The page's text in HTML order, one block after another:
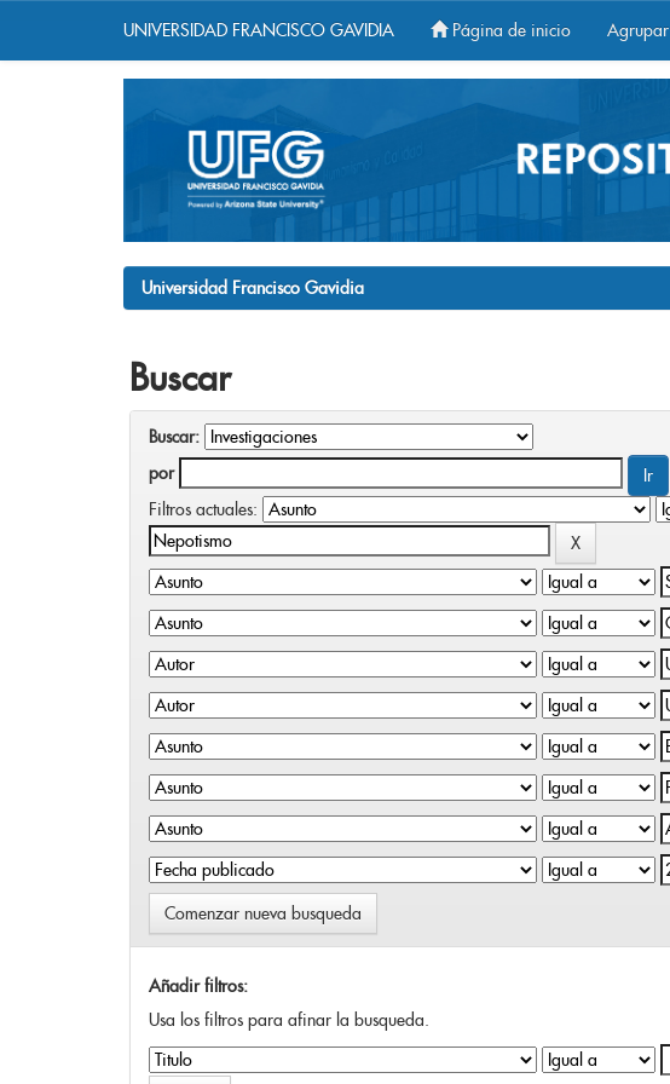
UNIVERSIDAD FRANCISCO GAVIDIA Página de inicio Agrupar
Universidad Francisco Gavidia
Buscar
Buscar:
por
Filtros actuales:
Comenzar nueva busqueda
Añadir filtros:
Usa los filtros para afinar la busqueda.